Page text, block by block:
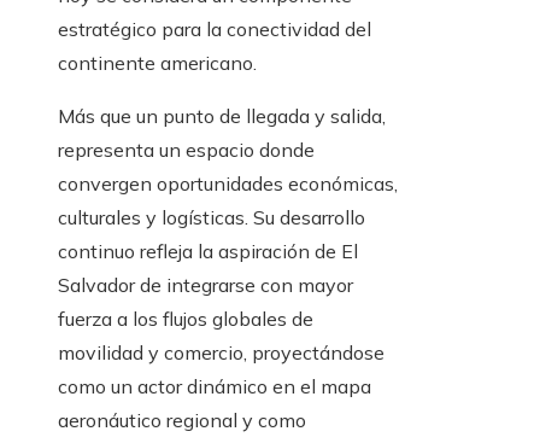
estratégico para la conectividad del
continente americano.
Más que un punto de llegada y salida,
representa un espacio donde
convergen oportunidades económicas,
culturales y logísticas. Su desarrollo
continuo refleja la aspiración de El
Salvador de integrarse con mayor
fuerza a los flujos globales de
movilidad y comercio, proyectándose
como un actor dinámico en el mapa
aeronáutico regional y como